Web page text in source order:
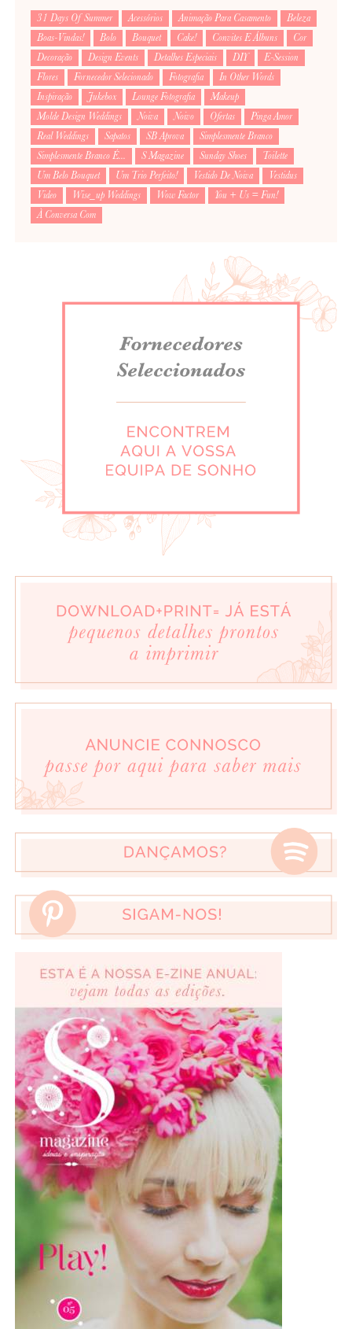
31 Days Of Summer Acessórios Animação Para Casamento
Beleza
Boas-Vindas!
Bolo Bouquet Cake! Convites E Álbuns
Cor
Decoração
Design Events Detalhes Especiais DIY
E-Session
Flores
Fornecedor Selecionado Fotografia
In Other Words
Inspiração
Jukebox Lounge Fotografia
Makeup
Molde Design Weddings
Noiva Noivo Ofertas
Pinga Amor
Real Weddings
Sapatos SB Aprova
Simplesmente Branco
Simplesmente Branco É...
S Magazine Sunday Shoes
Toilette
Um Belo Bouquet
Um Trio Perfeito! Vestido De Noiva
Vestidus
Video
Wise_up Weddings Wow Factor
You + Us = Fun!
À Conversa Com